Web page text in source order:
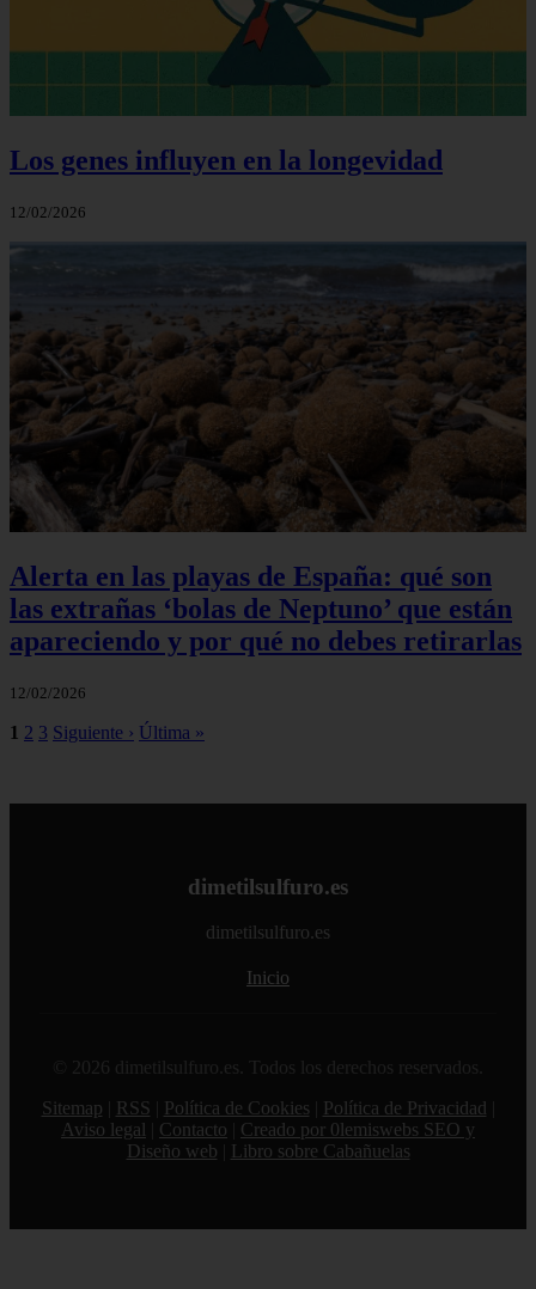
Los genes influyen en la longevidad
12/02/2026
Alerta en las playas de España: qué son
las extrañas ‘bolas de Neptuno’ que están
apareciendo y por qué no debes retirarlas
12/02/2026
1 2 3 Siguiente › Última »
dimetilsulfuro.es
dimetilsulfuro.es
Inicio
© 2026 dimetilsulfuro.es. Todos los derechos reservados.
Sitemap
RSS Política de Cookies Política de Privacidad
Aviso legal
Contacto
Creado por 0lemiswebs SEO y
Diseño web
Libro sobre Cabañuelas